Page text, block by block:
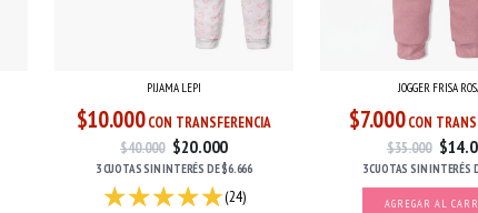
PIJAMA LEPI
$10.000 CON TRANSFERENCIA
$40.000 $20.000
3 CUOTASSIN INTERÉS DE$6.666
(24)
JOGGER FRISA
$7.000 CON
$35.000
3 CUOTAS SIN INTERÉS
AGREGAR AL